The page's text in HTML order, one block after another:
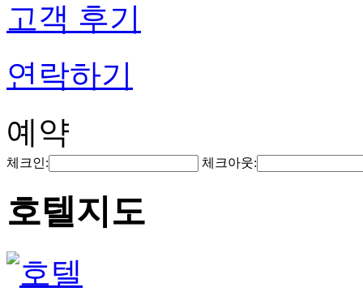
고객 후기
연락하기
예약
체크인: 체크아웃:
호텔지도